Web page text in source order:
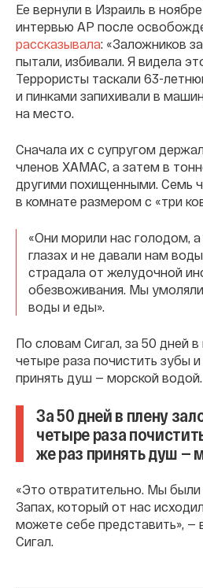
Ее вернули в Израиль в
интервью AP после
рассказывала: «Заложников
пытали, избивали. Я видела
Террористы таскали 63-
и пинками запихивали в
на место.
Сначала их с супругом
членов ХАМАС, а затем в
другими похищенными. Семь
в комнате размером с «три
«Они морили нас голодом,
глазах и не давали нам
страдала от желудочной
обезвоживания. Мы
воды и еды».
По словам Сигал, за 50 дней в
четыре раза почистить зубы
принять душ — морской водой.
За 50 дней в плену
четыре раза
же раз принять душ —
«Это отвратительно. Мы
Запах, который от нас
можете себе представить», —
Сигал.